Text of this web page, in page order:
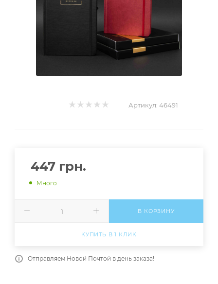
Артикул: 46491
447 грн.
Много
В КОРЗИНУ
КУПИТЬ В 1 КЛИК
Отправляем Новой Почтой в день заказа!